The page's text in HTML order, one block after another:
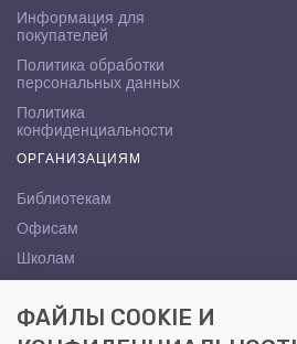
Информация для
покупателей
Политика обработки
персональных данных
Политика
конфиденциальности
ОРГАНИЗАЦИЯМ
Библиотекам
Офисам
Школам
КОНТАКТЫ
ФАЙЛЫ COOKIE И